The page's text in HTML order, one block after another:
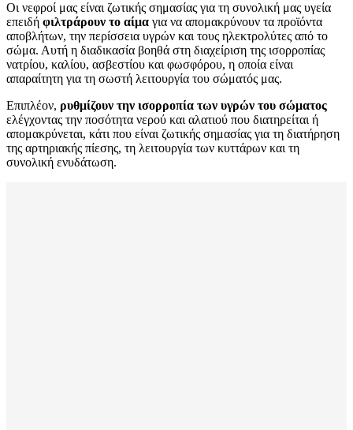
Οι νεφροί μας είναι ζωτικής σημασίας για τη συνολική μας υγεία
επειδή φιλτράρουν το αίμα για να απομακρύνουν τα προϊόντα
αποβλήτων, την περίσσεια υγρών και τους ηλεκτρολύτες από το
σώμα. Αυτή η διαδικασία βοηθά στη διαχείριση της ισορροπίας
νατρίου, καλίου, ασβεστίου και φωσφόρου, η οποία είναι
απαραίτητη για τη σωστή λειτουργία του σώματός μας.
Επιπλέον, ρυθμίζουν την ισορροπία των υγρών του σώματος
ελέγχοντας την ποσότητα νερού και αλατιού που διατηρείται ή
απομακρύνεται, κάτι που είναι ζωτικής σημασίας για τη διατήρηση
της αρτηριακής πίεσης, τη λειτουργία των κυττάρων και τη
συνολική ενυδάτωση.